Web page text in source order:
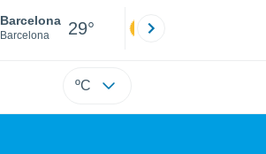
Barcelona
Barcelona 29°
ºC